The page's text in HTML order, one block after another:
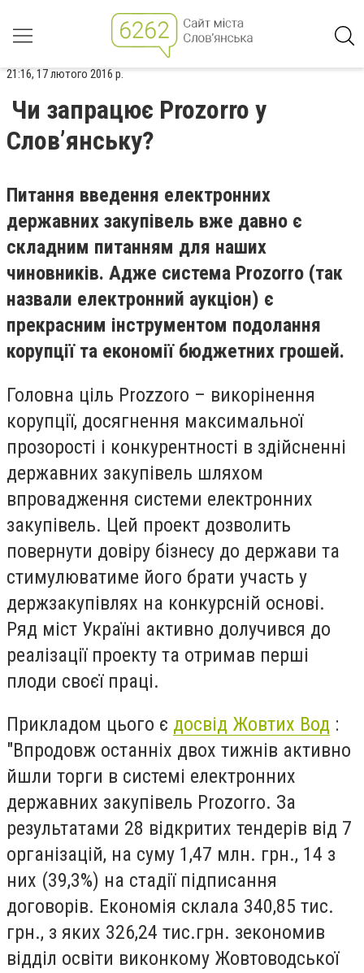
21:16, 17 лютого 2016 р.
Чи запрацює Prozorro у
Слов’янську?
Питання введення електронних
державних закупівель вже давно є
складним питанням для наших
чиновників. Адже система Prozorro (так
назвали електронний аукціон) є
прекрасним інструментом подолання
корупції та економії бюджетних грошей.
Головна ціль Prozzoro – викорінення
корупції, досягнення максимальної
прозорості і конкурентності в здійсненні
державних закупівель шляхом
впровадження системи електронних
закупівель. Цей проект дозволить
повернути довіру бізнесу до держави та
стимулюватиме його брати участь у
держзакупівлях на конкурсній основі.
Ряд міст Україні активно долучився до
реалізації проекту та отримав перші
плоди своєї праці.
Прикладом цього є досвід Жовтих Вод :
"Впродовж останніх двох тижнів активно
йшли торги в системі електронних
державних закупівель Prozorro. За
результатами 28 відкритих тендерів від 7
організацій, на суму 1,47 млн. грн., 14 з
них (39,3%) на стадії підписання
договорів. Економія склала 340,85 тис.
грн., з яких 326,24 тис.грн. зекономив
відділ освіти виконкому Жовтоводської